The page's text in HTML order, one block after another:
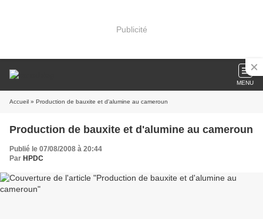
Publicité
MENU
Accueil » Production de bauxite et d'alumine au cameroun
Production de bauxite et d'alumine au cameroun
Publié le 07/08/2008 à 20:44
Par HPDC